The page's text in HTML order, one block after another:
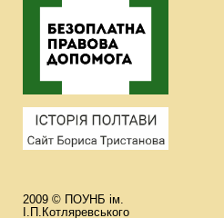
2009 © ПОУНБ ім.
І.П.Котляревського